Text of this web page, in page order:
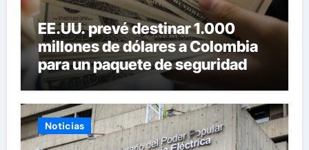
EE.UU. prevé destinar 1.000
millones de dólares a Colombia
para un paquete de seguridad
Noticias